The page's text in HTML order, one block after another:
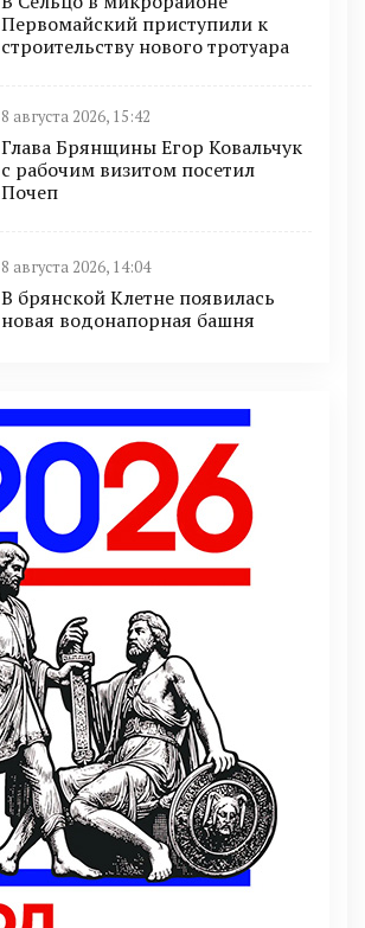
Первомайский приступили к
строительству нового тротуара
8 августа 2026, 15:42
Глава Брянщины Егор Ковальчук
с рабочим визитом посетил
Почеп
8 августа 2026, 14:04
В брянской Клетне появилась
новая водонапорная башня